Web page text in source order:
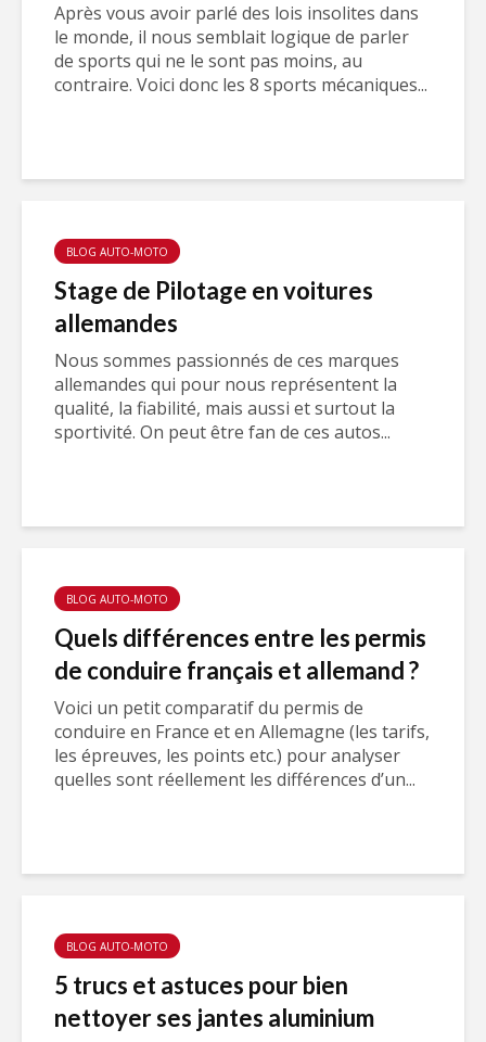
Après vous avoir parlé des lois insolites dans
le monde, il nous semblait logique de parler
de sports qui ne le sont pas moins, au
contraire. Voici donc les 8 sports mécaniques...
BLOG AUTO-MOTO
Stage de Pilotage en voitures
allemandes
Nous sommes passionnés de ces marques
allemandes qui pour nous représentent la
qualité, la fiabilité, mais aussi et surtout la
sportivité. On peut être fan de ces autos...
BLOG AUTO-MOTO
Quels différences entre les permis
de conduire français et allemand ?
Voici un petit comparatif du permis de
conduire en France et en Allemagne (les tarifs,
les épreuves, les points etc.) pour analyser
quelles sont réellement les différences d’un...
BLOG AUTO-MOTO
5 trucs et astuces pour bien
nettoyer ses jantes aluminium